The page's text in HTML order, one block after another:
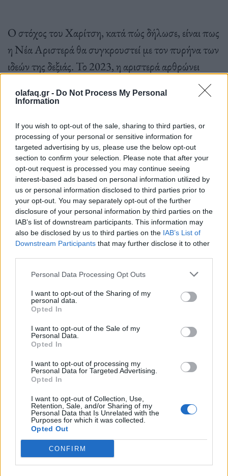
olafaq.gr - Do Not Process My Personal
Information
If you wish to opt-out of the sale, sharing to third parties, or
processing of your personal or sensitive information for
targeted advertising by us, please use the below opt-out
section to confirm your selection. Please note that after your
opt-out request is processed you may continue seeing
interest-based ads based on personal information utilized by
us or personal information disclosed to third parties prior to
your opt-out. You may separately opt-out of the further
disclosure of your personal information by third parties on the
IAB’s list of downstream participants. This information may
also be disclosed by us to third parties on the IAB’s List of
Downstream Participants that may further disclose it to other
Personal Data Processing Opt Outs
I want to opt-out of the Sharing of my
personal data.
Opted In
I want to opt-out of the Sale of my
Personal Data.
Opted In
I want to opt-out of processing my
Personal Data for Targeted Advertising.
Opted In
I want to opt-out of Collection, Use,
Retention, Sale, and/or Sharing of my
Personal Data that Is Unrelated with the
Purposes for which it was collected.
Opted Out
CONFIRM
Ο στόχος του Χαρίτση, κατά πώς δήλωσε, είναι πως
η Νέα Αριστερά θα συγκρουστεί με τον πυρήνα των
ιδεών της δεξιάς. Το 2023, η αριστερά αρθρώνει
αντι-δεξιό λόγο και θαρρεί πως αυτό από μόνο του
αρκεί. Μα, κι η ίδια η δεξιά όλο και απο-δεξιώνεται.
δεξιά του 1960. Η αριστερά γιατί δεν θέλει να
συγχρονίσει τον βηματισμό της; Ο Στέφανος
Κασσελάκης ήρθε έχοντας υποσχθεί πλείστες όσες
τομές. Έκανε ήδη μπόλικα επικοινωνιακά λάθη.
Πίστεψε ότι τα μυαλά είναι φρέσκα, πλέον, ότι
απευθύνεται σε ανθρώπους που θέλουν να
σηκώσουν μανίκια. Οι αριστεροί όμως
καρεκλοκένταυροι και οι γηραλέοι μητεροπατέρες
παλαιών αγώνων σκίζουν τα ιμάτιά τους για να μην
στελέχη της σημερινής Αριστεράς την έχουν
απογυμνώσει από κάθε ουσιαστική διάθεση
ανανέωσης και προόδου, ο λόγος τους είναι
αντιδραστικός (με μικροαστικό, κάλπικο τις
περισσότερες φορές τρόπο) και δεν έχουν
ουσιαστικές προτάσεις για τον τόπο. Μοιάζει,
κάποιες φορές, σα να μην γνωρίζουν ότι διεκδικούν
την διακυβέρνηση, την διαχείριση δηλαδή, το
μάνατζμεντ, ενός τόπου, μιας χώρας.